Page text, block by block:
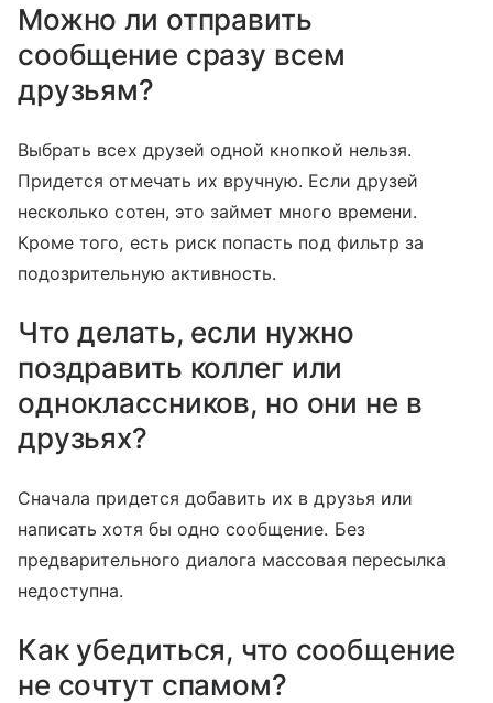
Можно ли отправить
сообщение сразу всем
друзьям?
Выбрать всех друзей одной кнопкой нельзя.
Придется отмечать их вручную. Если друзей
несколько сотен, это займет много времени.
Кроме того, есть риск попасть под фильтр за
подозрительную активность.
Что делать, если нужно
поздравить коллег или
одноклассников, но они не в
друзьях?
Сначала придется добавить их в друзья или
написать хотя бы одно сообщение. Без
предварительного диалога массовая пересылка
недоступна.
Как убедиться, что сообщение
не сочтут спамом?